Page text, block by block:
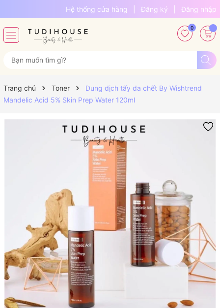
Hệ thống cửa hàng Đăng ký Đăng nhập
0
Trang chủ Toner
Dung dịch tẩy da chết By Wishtrend
Mandelic Acid 5% Skin Prep Water 120ml